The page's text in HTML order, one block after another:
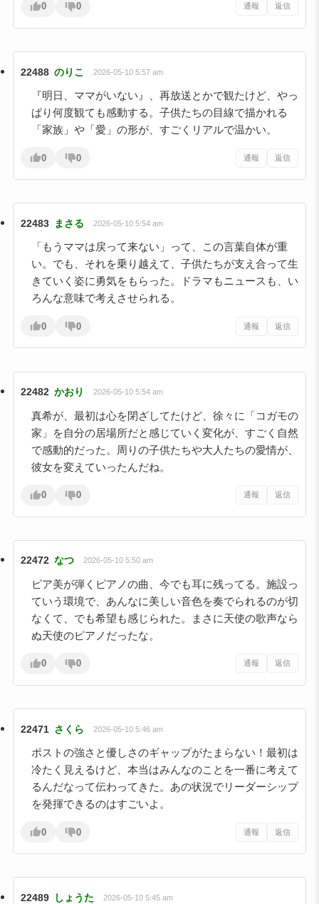
0 0 通報 返信
22488 のりこ 2026-05-10 5:57 am
『明日、ママがいない』、再放送とかで観たけど、やっ
ぱり何度観ても感動する。子供たちの目線で描かれる
「家族」や「愛」の形が、すごくリアルで温かい。
0 0 通報 返信
22483 まさる 2026-05-10 5:54 am
「もうママは戻って来ない」って、この言葉自体が重
い。でも、それを乗り越えて、子供たちが支え合って生
きていく姿に勇気をもらった。ドラマもニュースも、い
ろんな意味で考えさせられる。
0 0 通報 返信
22482 かおり 2026-05-10 5:54 am
真希が、最初は心を閉ざしてたけど、徐々に「コガモの
家」を自分の居場所だと感じていく変化が、すごく自然
で感動的だった。周りの子供たちや大人たちの愛情が、
彼女を変えていったんだね。
0 0 通報 返信
22472 なつ 2026-05-10 5:50 am
ピア美が弾くピアノの曲、今でも耳に残ってる。施設っ
ていう環境で、あんなに美しい音色を奏でられるのが切
なくて、でも希望も感じられた。まさに天使の歌声なら
ぬ天使のピアノだったな。
0 0 通報 返信
22471 さくら 2026-05-10 5:46 am
ポストの強さと優しさのギャップがたまらない！最初は
冷たく見えるけど、本当はみんなのことを一番に考えて
るんだなって伝わってきた。あの状況でリーダーシップ
を発揮できるのはすごいよ。
0 0 通報 返信
22489 しょうた 2026-05-10 5:45 am